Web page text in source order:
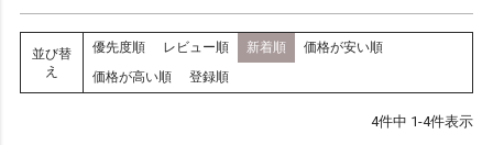
並び替
え
優先度順 レビュー順 新着順
価格が安い順
価格が高い順
登録順
4件中 1-4件表示